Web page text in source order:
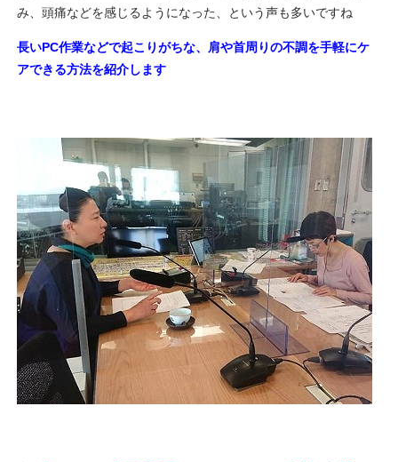
み、頭痛などを感じるようになった、という声も多いですね
長いPC作業などで起こりがちな、肩や首周りの不調を手軽にケ
アできる方法を紹介します